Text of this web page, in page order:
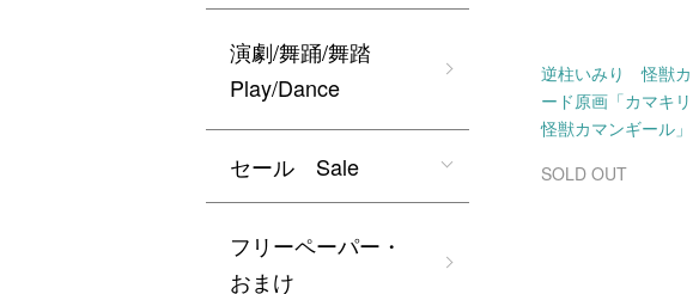
逆柱いみり 怪獣カ
ード原画「カマキリ
怪獣カマンギール」
SOLD OUT
演劇/舞踊/舞踏
Play/Dance
セール Sale
フリーペーパー・
おまけ